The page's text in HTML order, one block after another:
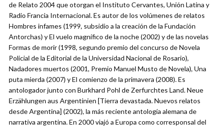
de Relato 2004 que otorgan el Instituto Cervantes, Unión Latina y
Radio Francia Internacional. Es autor de los volúmenes de relatos
Hombres infames (1999, subsidio a la creación de la Fundación
Antorchas) y El vuelo magnífico de la noche (2002) y de las novelas
Formas de morir (1998, segundo premio del concurso de Novela
Policial de la Editorial de la Universidad Nacional de Rosario),
Nadadores muertos (2001, Premio Manuel Musto de Novela), Una
puta mierda (2007) y El comienzo de la primavera (2008). Es
antologador junto con Burkhard Pohl de Zerfurchtes Land. Neue
Erzählungen aus Argentinien [Tierra devastada. Nuevos relatos
desde Argentina] (2002), la más reciente antología alemana de
narrativa argentina. En 2000 viajó a Europa como corresponsal del